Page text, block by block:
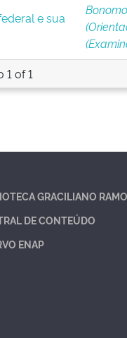
e sua
1 of 1
GRACILIANO
DE CONTEÚDO
ENAP